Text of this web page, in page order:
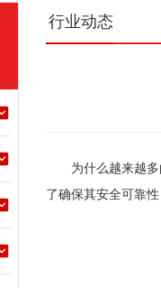
行业动态
为什么越来越
了确保其安全可靠